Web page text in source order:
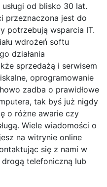
od blisko 30 lat.
przeznaczona jest do
potrzebują wsparcia IT.
wdrożeń softu
działania
sprzedażą i serwisem
oprogramowanie
zadba o prawidłowe
tak byś już nigdy
o różne awarie czy
Wiele wiadomości o
na witrynie online
się z nami w
telefoniczną lub